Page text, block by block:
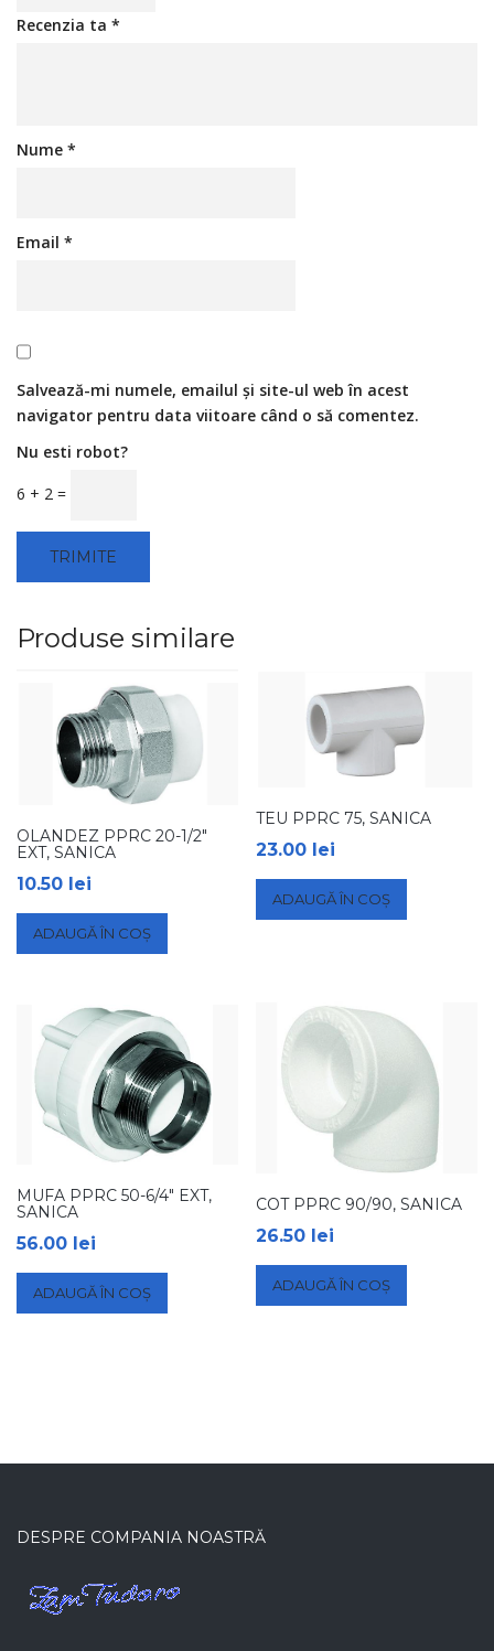
Recenzia ta *
Nume *
Email *
Salvează-mi numele, emailul și site-ul web în acest
navigator pentru data viitoare când o să comentez.
Nu esti robot?
6 + 2 =
Produse similare
OLANDEZ PPRC 20-1/2″
EXT, SANICA
10.50 lei
ADAUGĂ ÎN COȘ
TEU PPRC 75, SANICA
23.00 lei
ADAUGĂ ÎN COȘ
MUFA PPRC 50-6/4″ EXT,
SANICA
56.00 lei
ADAUGĂ ÎN COȘ
COT PPRC 90/90, SANICA
26.50 lei
ADAUGĂ ÎN COȘ
DESPRE COMPANIA NOASTRĂ